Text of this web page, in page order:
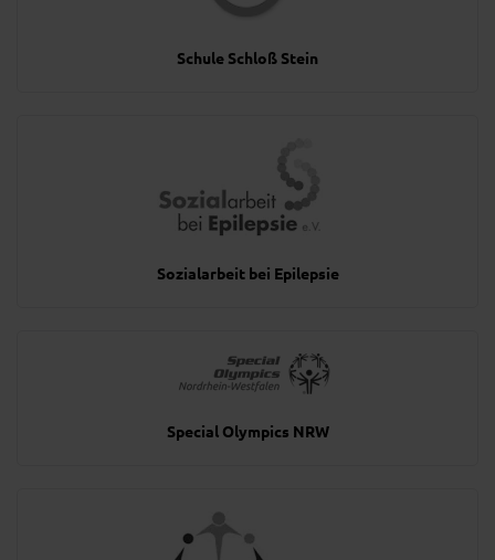
Schule Schloß Stein
Sozialarbeit bei Epilepsie
Special Olympics NRW